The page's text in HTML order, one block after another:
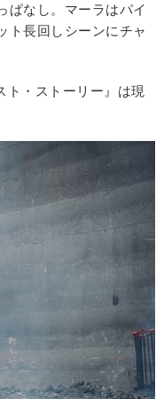
ぱなし。マーラはパイ
ト長回しシーンにチャ
ト・ストーリー』は現